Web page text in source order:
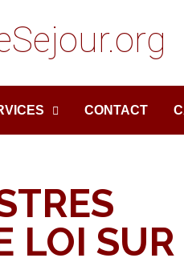
CONTACT
LOI SUR